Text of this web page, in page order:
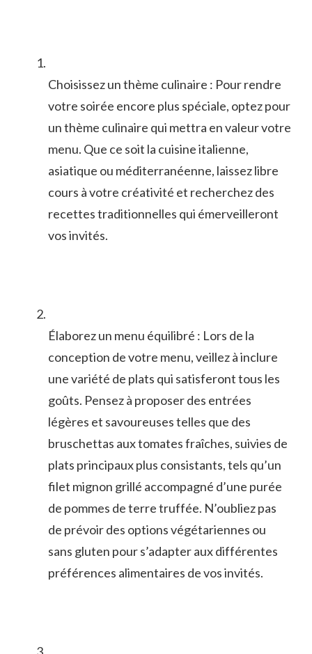
Choisissez un thème culinaire : Pour rendre
votre soirée encore plus spéciale, optez⁢ pour
un thème culinaire​ qui mettra en valeur votre‍
menu. Que ⁣ce soit la cuisine ‍italienne,
asiatique ou méditerranéenne, laissez libre
cours à votre créativité et recherchez des
recettes traditionnelles qui‍ émerveilleront
vos invités.
Élaborez un menu équilibré : Lors de la
conception de votre menu, veillez à inclure
une variété de plats qui satisferont tous les
goûts. Pensez à‌ proposer‍ des entrées
légères et savoureuses telles que des
bruschettas aux tomates fraîches, suivies ​de
plats principaux plus consistants, tels qu’un
filet mignon grillé accompagné d’une⁤ purée
de pommes de terre truffée. N’oubliez pas
de prévoir ⁢des options⁢ végétariennes‍ ou
sans gluten pour s’adapter ‌aux différentes‍
préférences alimentaires de vos invités.